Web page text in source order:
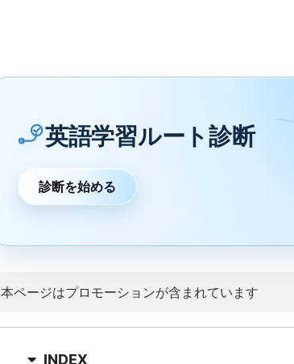
英語学習ルート診断
診断を始める
本ページはプロモーションが含まれています
INDEX